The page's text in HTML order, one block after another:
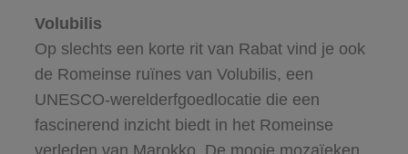
Volubilis
Op slechts een korte rit van Rabat vind je ook
de Romeinse ruïnes van Volubilis, een
UNESCO-werelderfgoedlocatie die een
fascinerend inzicht biedt in het Romeinse
verleden van Marokko. De mooie mozaïeken